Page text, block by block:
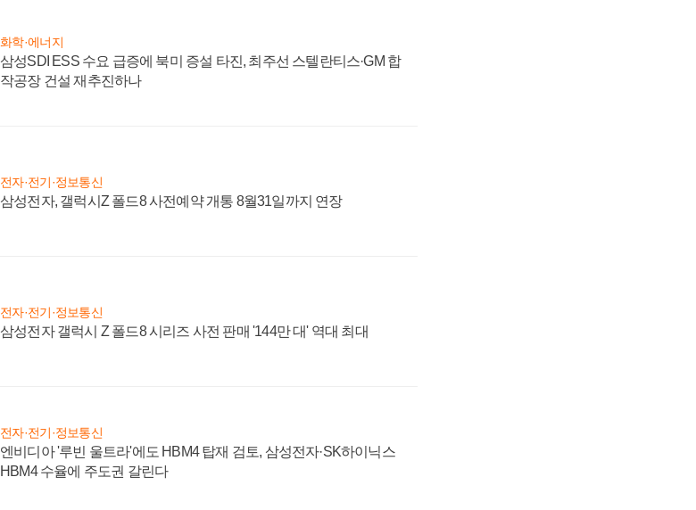
화학·에너지
삼성SDI ESS 수요 급증에 북미 증설 타진, 최주선 스텔란티스·GM 합
작공장 건설 재추진하나
전자·전기·정보통신
삼성전자, 갤럭시Z 폴드8 사전예약 개통 8월31일까지 연장
전자·전기·정보통신
삼성전자 갤럭시 Z 폴드8 시리즈 사전 판매 '144만 대' 역대 최대
전자·전기·정보통신
엔비디아 '루빈 울트라'에도 HBM4 탑재 검토, 삼성전자·SK하이닉스
HBM4 수율에 주도권 갈린다